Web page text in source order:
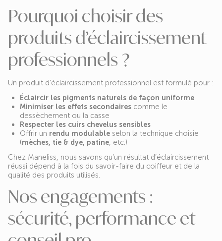
Pourquoi choisir des
produits d’éclaircissement
professionnels ?
Un produit d’éclaircissement professionnel est formulé pour :
Éclaircir les pigments naturels de façon uniforme
Minimiser les effets secondaires comme le
dessèchement ou la casse
Respecter les cuirs chevelus sensibles
Offrir un rendu modulable selon la technique choisie
(mèches, tie & dye, patine, etc.)
Chez Maneliss, nous savons qu’un résultat d’éclaircissement
réussi dépend à la fois du savoir-faire du coiffeur et de la
qualité des produits utilisés.
Nos engagements :
sécurité, performance et